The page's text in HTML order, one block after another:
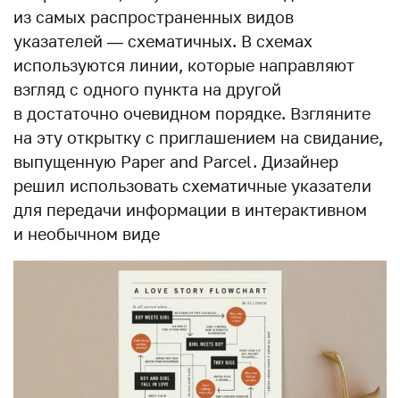
из самых распространенных видов
указателей — схематичных. В схемах
используются линии, которые направляют
взгляд с одного пункта на другой
в достаточно очевидном порядке. Взгляните
на эту открытку с приглашением на свидание,
выпущенную Paper and Parcel. Дизайнер
решил использовать схематичные указатели
для передачи информации в интерактивном
и необычном виде